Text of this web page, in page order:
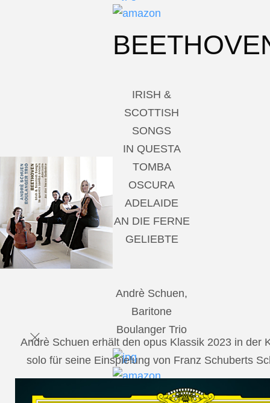
IRISH &
SCOTTISH
SONGS
IN QUESTA
TOMBA
OSCURA
ADELAIDE
AN DIE FERNE
GELIEBTE
Andrè Schuen,
Baritone
Boulanger Trio
Andrè Schuen erhält den opus Klassik 2023 in der
solo für seine Einspielung von Franz Schuberts